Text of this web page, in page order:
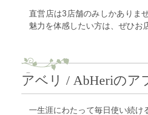
直営店は3店舗のみしかありま
魅力を体感したい方は、ぜひお
アベリ / AbHeriのア
一生涯にわたって毎日使い続け